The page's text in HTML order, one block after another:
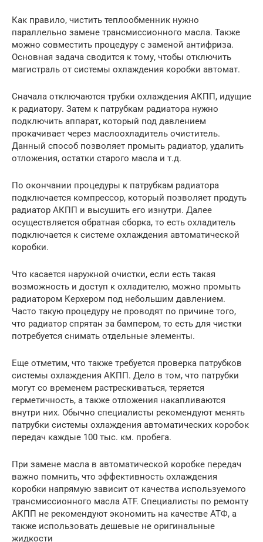
Как правило, чистить теплообменник нужно
параллельно замене трансмиссионного масла. Также
можно совместить процедуру с заменой антифриза.
Основная задача сводится к тому, чтобы отключить
магистраль от системы охлаждения коробки автомат.
Сначала отключаются трубки охлаждения АКПП, идущие
к радиатору. Затем к патрубкам радиатора нужно
подключить аппарат, который под давлением
прокачивает через маслоохладитель очиститель.
Данный способ позволяет промыть радиатор, удалить
отложения, остатки старого масла и т.д.
По окончании процедуры к патрубкам радиатора
подключается компрессор, который позволяет продуть
радиатор АКПП и высушить его изнутри. Далее
осуществляется обратная сборка, то есть охладитель
подключается к системе охлаждения автоматической
коробки.
Что касается наружной очистки, если есть такая
возможность и доступ к охладителю, можно промыть
радиатором Керхером под небольшим давлением.
Часто такую процедуру не проводят по причине того,
что радиатор спрятан за бампером, то есть для чистки
потребуется снимать отдельные элементы.
Еще отметим, что также требуется проверка патрубков
системы охлаждения АКПП. Дело в том, что патрубки
могут со временем растрескиваться, теряется
герметичность, а также отложения накапливаются
внутри них. Обычно специалисты рекомендуют менять
патрубки системы охлаждения автоматических коробок
передач каждые 100 тыс. км. пробега.
При замене масла в автоматической коробке передач
важно помнить, что эффективность охлаждения
коробки напрямую зависит от качества используемого
трансмиссионного масла ATF. Специалисты по ремонту
АКПП не рекомендуют экономить на качестве АТФ, а
также использовать дешевые не оригинальные
жидкости